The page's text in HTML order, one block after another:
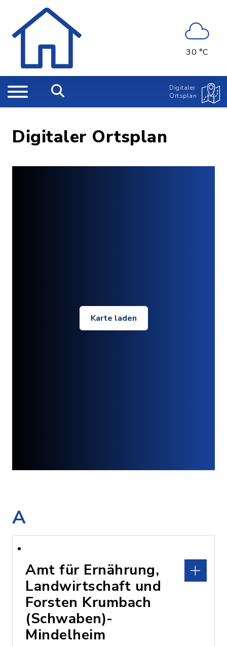
30 °C
Digitaler
Ortsplan
Digitaler Ortsplan
Karte laden
A
Amt für Ernährung,
Landwirtschaft und
Forsten Krumbach
(Schwaben)-
Mindelheim